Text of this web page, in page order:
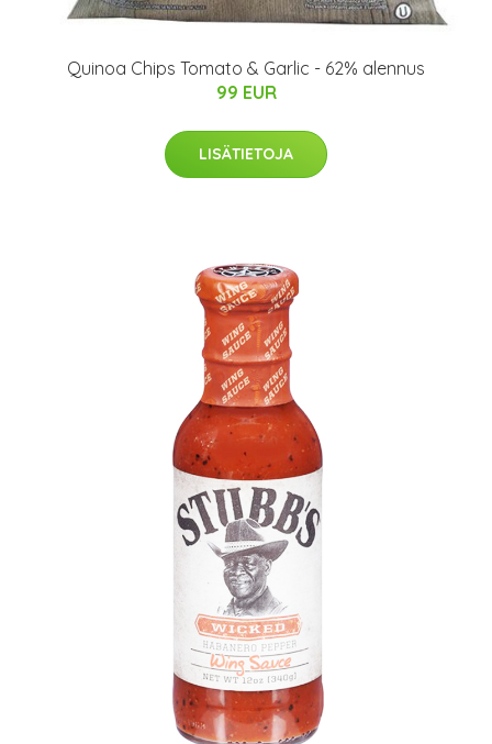
Quinoa Chips Tomato & Garlic - 62% alennus
99 EUR
LISÄTIETOJA